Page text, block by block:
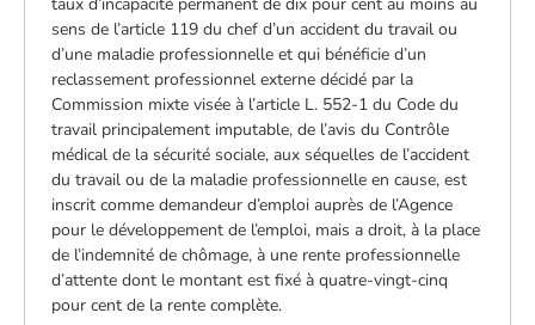
sens de l’article 119 du chef d’un accident du travail ou
d’une maladie professionnelle et qui bénéficie d’un
reclassement professionnel externe décidé par la
Commission mixte visée à l’article L. 552-1 du Code du
travail principalement imputable, de l’avis du Contrôle
médical de la sécurité sociale, aux séquelles de l’accident
du travail ou de la maladie professionnelle en cause, est
inscrit comme demandeur d’emploi auprès de l’Agence
pour le développement de l’emploi, mais a droit, à la place
de l’indemnité de chômage, à une rente professionnelle
d’attente dont le montant est fixé à quatre-vingt-cinq
pour cent de la rente complète.